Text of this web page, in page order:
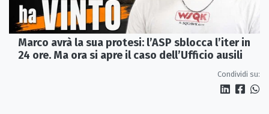
Marco avrà la sua protesi: l’ASP sblocca l’iter in
24 ore. Ma ora si apre il caso dell’Ufficio ausili
Condividi su: